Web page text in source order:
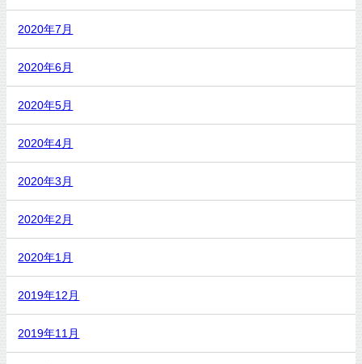
2020年7月
2020年6月
2020年5月
2020年4月
2020年3月
2020年2月
2020年1月
2019年12月
2019年11月